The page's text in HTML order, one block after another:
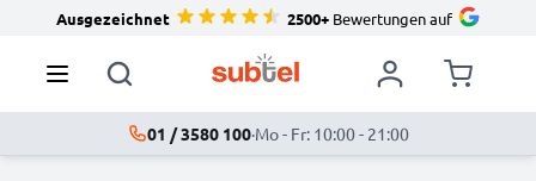
Ausgezeichnet 2500+Bewertungen auf
01 / 3580 100·Mo - Fr: 10:00 - 21:00